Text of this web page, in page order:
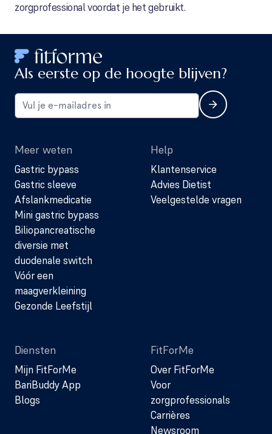
zorgprofessional voordat je het gebruikt.
Als eerste op de hoogte blijven?
Meer weten
Gastric bypass
Gastric sleeve
Afslankmedicatie
Mini gastric bypass
Biliopancreatische
diversie met
duodenale switch
Vóór een
maagverkleining
Gezonde Leefstijl
Help
Klantenservice
Advies Dietist
Veelgestelde vragen
Diensten
Mijn FitForMe
BariBuddy App
Blogs
FitForMe
Over FitForMe
Voor
zorgprofessionals
Carrières
Newsroom